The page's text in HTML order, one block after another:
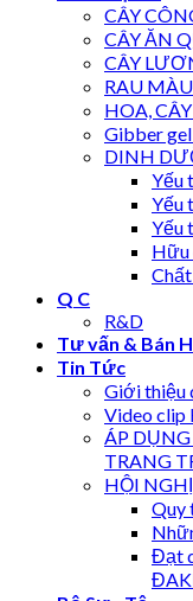
CÂY
CÂY ĂN
CÂY
RAU
HOA,
Gibber
DINH
Yếu
Yếu
Yếu
Hữu
Q C
R&D
Tư vấn & Bán
Tin Tức
Giới thiệu
Video clip
ÁP
TRANG
HỘI
Quy
Đạt